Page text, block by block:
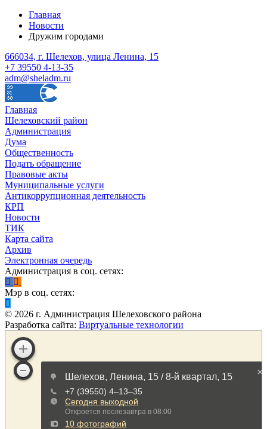
Главная
Новости
Дружим городами
666034, г. Шелехов, улица Ленина, 15
+7 39550 4-13-35
adm@sheladm.ru
Главная
Шелеховский район
Администрация
Дума
Общественность
Подать обращение
Правовые акты
Муниципальные услуги
Антикоррупционная деятельность
КРП
Новости
ТИК
Карта сайта
Архив
Электронная очередь
Администрация в соц. сетях:
Мэр в соц. сетях:
© 2026 г. Администрация Шелеховского района
Разработка сайта: Виртуальные технологии